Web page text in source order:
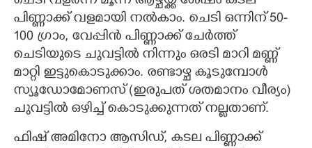
പിണ്ണാക്ക് വളമായി നൽകാം. ചെടി ഒന്നിന് 50-
100 ഗ്രാം, വേപ്പിൻ പിണ്ണാക്ക് ചേർത്ത്
ചെടിയുടെ ചുവട്ടിൽ നിന്നും ഒരടി മാറി മണ്ണ്
മാറ്റി ഇട്ടുകൊടുക്കാം. രണ്ടാഴ്ച കൂടുമ്പോൾ
സ്യൂഡോമോണസ് (ഇരുപത് ശതമാനം വീര്യം)
ചുവട്ടിൽ ഒഴിച്ച് കൊടുക്കുന്നത് നല്ലതാണ്.
ഫിഷ് അമിനോ ആസിഡ്, കടല പിണ്ണാക്ക്